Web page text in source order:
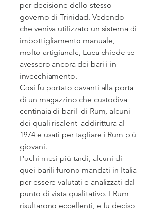
per decisione dello stesso
governo di Trinidad. Vedendo
che veniva utilizzato un sistema di
imbottigliamento manuale,
molto artigianale, Luca chiede se
avessero ancora dei barili in
invecchiamento.
Così fu portato davanti alla porta
di un magazzino che custodiva
centinaia di barili di Rum, alcuni
dei quali risalenti addirittura al
1974 e usati per tagliare i Rum più
giovani.
Pochi mesi più tardi, alcuni di
quei barili furono mandati in Italia
per essere valutati e analizzati dal
punto di vista qualitativo. I Rum
risultarono eccellenti, e fu deciso